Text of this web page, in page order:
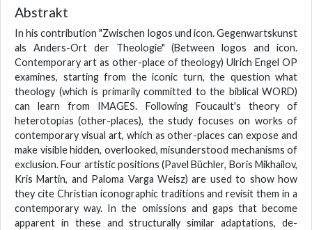
Abstrakt
In his contribution "Zwischen logos und icon. Gegenwartskunst
als Anders-Ort der Theologie" (Between logos and icon.
Contemporary art as other-place of theology) Ulrich Engel OP
examines, starting from the iconic turn, the question what
theology (which is primarily committed to the biblical WORD)
can learn from IMAGES. Following Foucault's theory of
heterotopias (other-places), the study focuses on works of
contemporary visual art, which as other-places can expose and
make visible hidden, overlooked, misunderstood mechanisms of
exclusion. Four artistic positions (Pavel Büchler, Boris Mikhailov,
Kris Martin, and Paloma Varga Weisz) are used to show how
they cite Christian iconographic traditions and revisit them in a
contemporary way. In the omissions and gaps that become
apparent in these and structurally similar adaptations, de-